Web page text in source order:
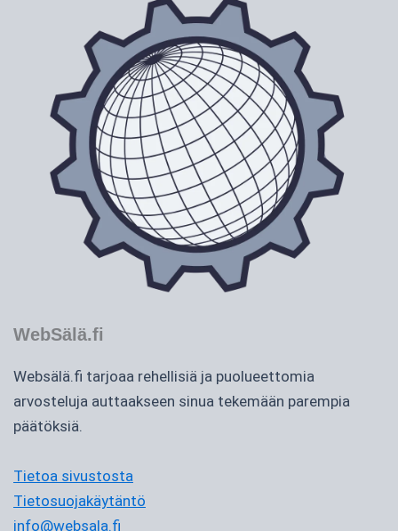
WebSälä.fi
Websälä.fi tarjoaa rehellisiä ja puolueettomia
arvosteluja auttaakseen sinua tekemään parempia
päätöksiä.
Tietoa sivustosta
Tietosuojakäytäntö
info@websala.fi